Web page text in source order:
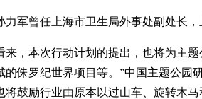
上海市卫生局外事处副处长，上海
次行动计划的提出，也将为主题公
的侏罗纪世界项目等。”中国主题公
将鼓励行业由原本以过山车、旋转木